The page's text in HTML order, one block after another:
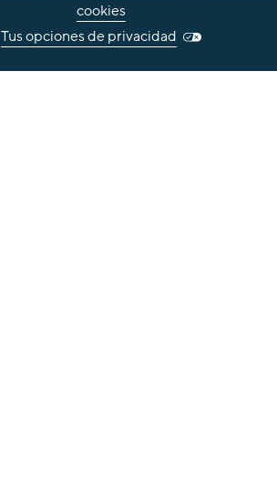
cookies
Tus opciones de privacidad